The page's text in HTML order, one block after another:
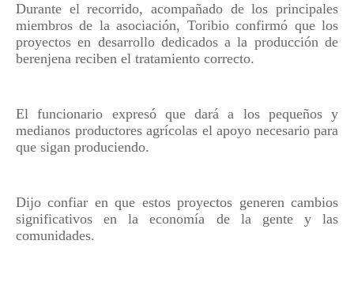
Durante el recorrido, acompañado de los principales
miembros de la asociación, Toribio confirmó que los
proyectos en desarrollo dedicados a la producción de
berenjena reciben el tratamiento correcto.
El funcionario expresó que dará a los pequeños y
medianos productores agrícolas el apoyo necesario para
que sigan produciendo.
Dijo confiar en que estos proyectos generen cambios
significativos en la economía de la gente y las
comunidades.